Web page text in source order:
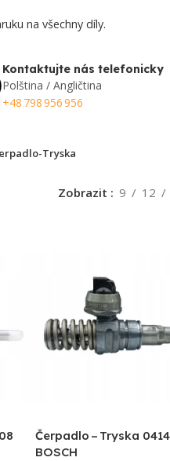
na všechny díly.
Kontaktujte nás telefonicky
Polština / Angličtina
+48 798 956 956
Tryska
Zobrazit 9 12
Čerpadlo – Tryska
BOSCH